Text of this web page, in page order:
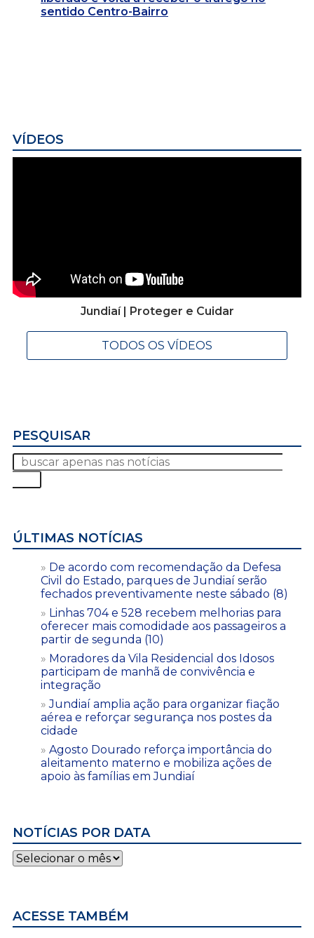
sentido Centro-Bairro
VÍDEOS
Jundiaí | Proteger e Cuidar
TODOS OS VÍDEOS
PESQUISAR
ÚLTIMAS NOTÍCIAS
De acordo com recomendação da Defesa
Civil do Estado, parques de Jundiaí serão
fechados preventivamente neste sábado (8)
Linhas 704 e 528 recebem melhorias para
oferecer mais comodidade aos passageiros a
partir de segunda (10)
Moradores da Vila Residencial dos Idosos
participam de manhã de convivência e
integração
Jundiaí amplia ação para organizar fiação
aérea e reforçar segurança nos postes da
cidade
Agosto Dourado reforça importância do
aleitamento materno e mobiliza ações de
apoio às famílias em Jundiaí
NOTÍCIAS POR DATA
Notícias
por
ACESSE TAMBÉM